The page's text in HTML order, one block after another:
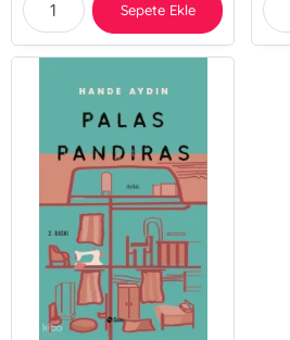
Sepete Ekle